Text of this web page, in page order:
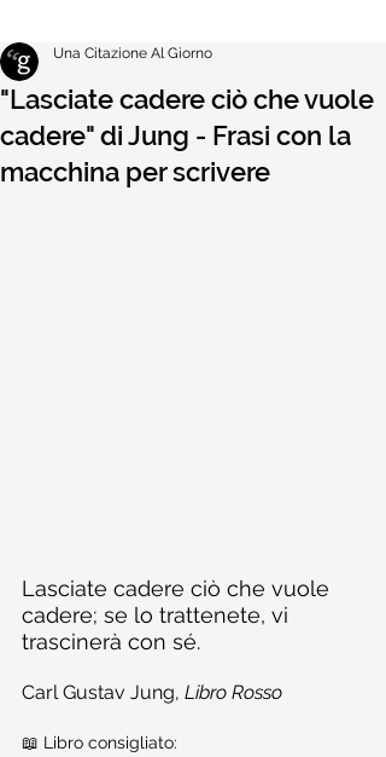
"Lasciate cadere ciò che vuole
cadere" di Jung - Frasi con la
macchina per scrivere
Una Citazione Al Giorno
Lasciate cadere ciò che vuole
cadere; se lo trattenete, vi
trascinerà con sé.
Carl Gustav Jung, Libro Rosso
📖 Libro consigliato: